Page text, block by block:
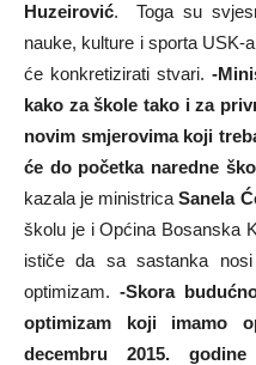
Huzeirović. Toga su
nauke, kulture i sporta USK-
će konkretizirati stvari. -
kako za škole tako i za
novim smjerovima koji
će do početka naredne
kazala je ministricaSanela
školu je i Općina Bosanska
ističe da sa sastanka
optimizam.-Skora
optimizam koji imamo
decembru 2015.